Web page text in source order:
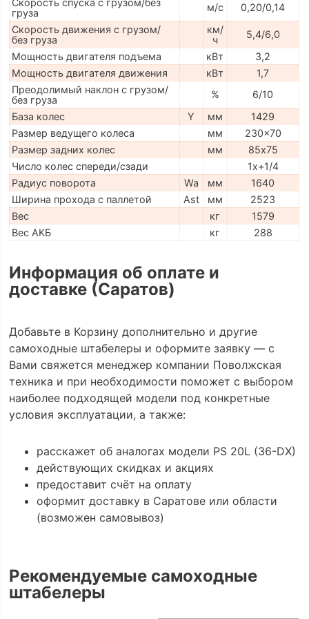
Скорость спуска с грузом/без
груза
м/с
0,20/0,14
Скорость движения с грузом/
без груза
км/
ч
5,4/6,0
Мощность двигателя подъема
кВт
3,2
Мощность двигателя движения
кВт
1,7
Преодолимый наклон с грузом/
без груза
%
6/10
База колес
Y мм
1429
Размер ведущего колеса
мм
230x70
Размер задних колес
мм
85х75
Число колес спереди/сзади
1x+1/4
Радиус поворота
Wa мм
1640
Ширина прохода с паллетой
Ast мм
2523
Вес
кг
1579
Вес АКБ
кг 288
Информация об оплате и
доставке (Саратов)
Добавьте в Корзину дополнительно и другие
самоходные штабелеры и оформите заявку — с
Вами свяжется менеджер компании Поволжская
техника и при необходимости поможет с выбором
наиболее подходящей модели под конкретные
условия эксплуатации, а также:
расскажет об аналогах модели PS 20L (36-DX)
действующих скидках и акциях
предоставит счёт на оплату
оформит доставку в Саратове или области
(возможен самовывоз)
Рекомендуемые самоходные
штабелеры